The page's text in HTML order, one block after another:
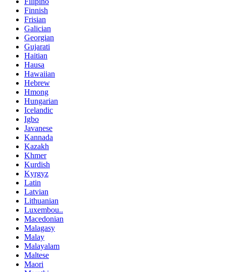
Finnish
Frisian
Galician
Georgian
Gujarati
Haitian
Hausa
Hawaiian
Hebrew
Hmong
Hungarian
Icelandic
Igbo
Javanese
Kannada
Kazakh
Khmer
Kurdish
Kyrgyz
Latin
Latvian
Lithuanian
Luxembou..
Macedonian
Malagasy
Malay
Malayalam
Maltese
Maori